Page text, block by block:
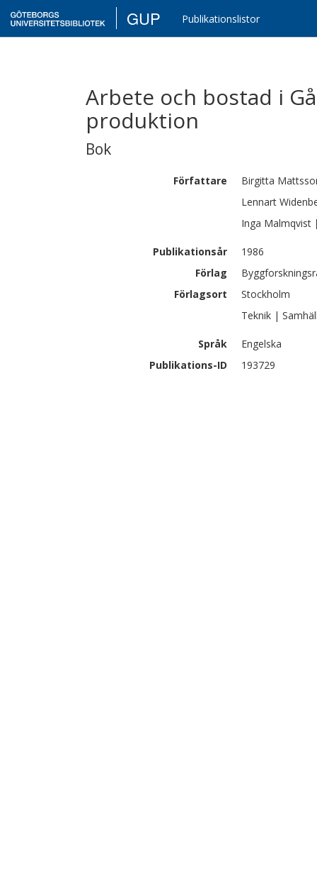
GUP Publikationslistor
Arbete och bostad i
produktion
Bok
Författare Birgitta
Lennart
Inga Malmqvist
Publikationsår
1986
Förlag
Förlagsort
Stockholm
Teknik |
Språk
Engelska
Publikations-ID
193729